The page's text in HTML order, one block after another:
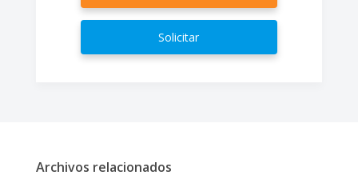
Solicitar
Archivos relacionados